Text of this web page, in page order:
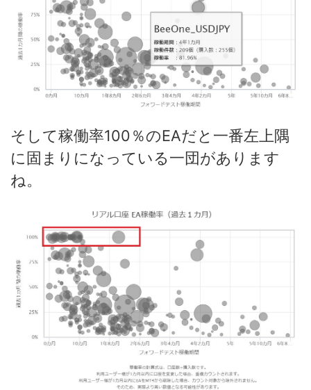
そして稼働率100％のEAだと一番左上隅
に固まりになっている一団があります
ね。